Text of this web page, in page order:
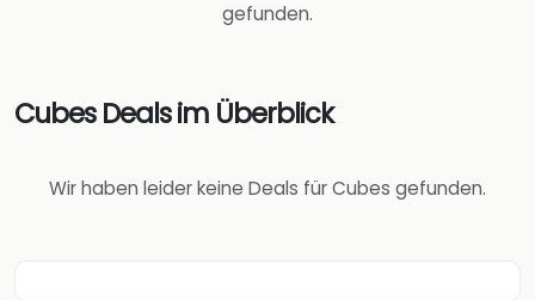
gefunden.
Cubes Deals im Überblick
Wir haben leider keine Deals für Cubes gefunden.